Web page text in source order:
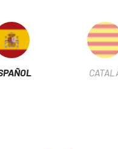
recomendado entre 18
rojo en el tirador añaden
media talla más
Stretch, desarrollado
Castelli para ofrecer
y la aerodinámica